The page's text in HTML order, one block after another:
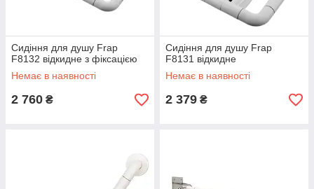
Сидіння для душу Frap
F8132 відкидне з фіксацією
Немає в наявності
2 760 ₴
Сидіння для душу Frap
F8131 відкидне
Немає в наявності
2 379 ₴